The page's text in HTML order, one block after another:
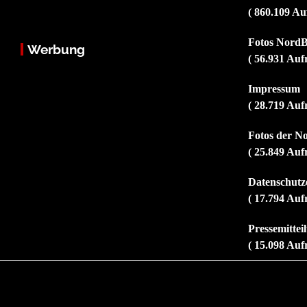
Werbung
( 860.109
Fotos
( 56.931
Impressum
( 28.719
Fotos der
( 25.849
( 17.794
( 15.098